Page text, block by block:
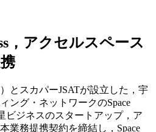
，アクセルスペース
とスカパーJSATが設立した，宇
ング・ネットワークのSpace
ビジネスのスタートアップ，ア
業務提携契約を締結し，Space